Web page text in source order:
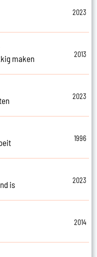
2023
maken
2013
2023
1996
is
2023
2014